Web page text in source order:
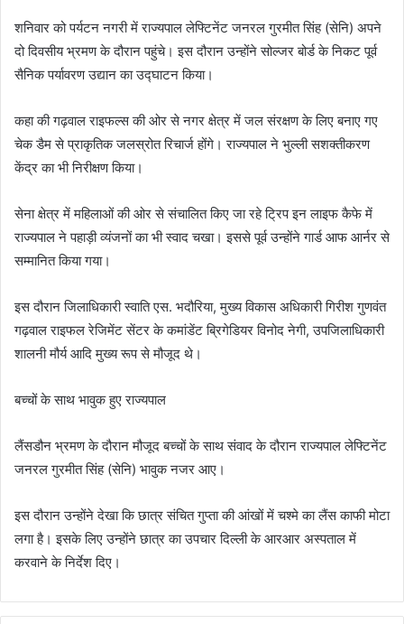
शनिवार को पर्यटन नगरी में राज्यपाल लेफ्टिनेंट जनरल गुरमीत सिंह (सेनि) अपने
दो दिवसीय भ्रमण के दौरान पहुंचे। इस दौरान उन्होंने सोल्जर बोर्ड के निकट पूर्व
सैनिक पर्यावरण उद्यान का उद्घाटन किया।
कहा की गढ़वाल राइफल्स की ओर से नगर क्षेत्र में जल संरक्षण के लिए बनाए गए
चेक डैम से प्राकृतिक जलस्रोत रिचार्ज होंगे। राज्यपाल ने भुल्ली सशक्तीकरण
केंद्र का भी निरीक्षण किया।
सेना क्षेत्र में महिलाओं की ओर से संचालित किए जा रहे ट्रिप इन लाइफ कैफे में
राज्यपाल ने पहाड़ी व्यंजनों का भी स्वाद चखा। इससे पूर्व उन्होंने गार्ड आफ आर्नर से
सम्मानित किया गया।
इस दौरान जिलाधिकारी स्वाति एस. भदौरिया, मुख्य विकास अधिकारी गिरीश गुणवंत
गढ़वाल राइफल रेजिमेंट सेंटर के कमांडेंट ब्रिगेडियर विनोद नेगी, उपजिलाधिकारी
शालनी मौर्य आदि मुख्य रूप से मौजूद थे।
बच्चों के साथ भावुक हुए राज्यपाल
लैंसडौन भ्रमण के दौरान मौजूद बच्चों के साथ संवाद के दौरान राज्यपाल लेफ्टिनेंट
जनरल गुरमीत सिंह (सेनि) भावुक नजर आए।
इस दौरान उन्होंने देखा कि छात्र संचित गुप्ता की आंखों में चश्मे का लैंस काफी मोटा
लगा है। इसके लिए उन्होंने छात्र का उपचार दिल्ली के आरआर अस्पताल में
करवाने के निर्देश दिए।